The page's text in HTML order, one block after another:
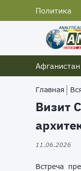
Политика
Афганистан
Главная
Визит
11.06.2026
Встреча